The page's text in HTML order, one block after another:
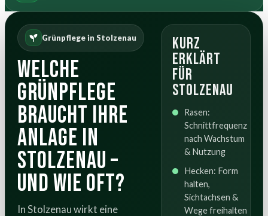
Grünpflege in Stolzenau
Welche
Grünpflege
braucht Ihre
Anlage in
Stolzenau –
und wie oft?
In Stolzenau wirkt eine
Kurz
erklärt
für
Stolzenau
Rasen:
Schnittfrequenz
nach Wachstum
& Nutzung
Hecken: Form
halten,
Sichtachsen &
Wege freihalten